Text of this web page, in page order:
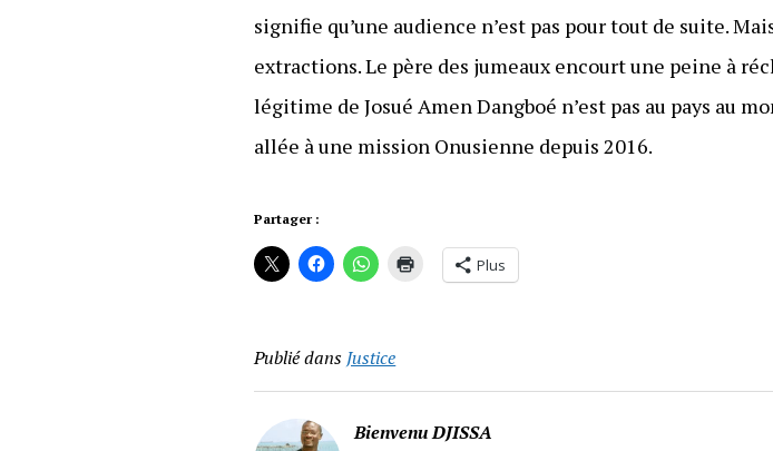
signifie qu’une audience n’est pas pour tout de suite.
extractions. Le père des jumeaux encourt une peine à
légitime de Josué Amen Dangboé n’est pas au pays au
allée à une mission Onusienne depuis 2016.
Partager :
Plus
Publié dans Justice
Bienvenu DJISSA